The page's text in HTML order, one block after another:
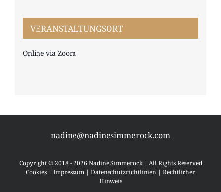
VERANSTALTUNGSORT
Online via Zoom
nadine@nadinesimmerock.com
Copyright © 2018 - 2026 Nadine Simmerock | All Rights Reserved
Cookies | Impressum | Datenschutzrichtlinien | Rechtlicher
Hinweis